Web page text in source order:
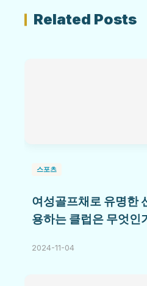
Related Posts
스포츠
여성골프채로 유명한
용하는 클럽은 무엇인
2024-11-04